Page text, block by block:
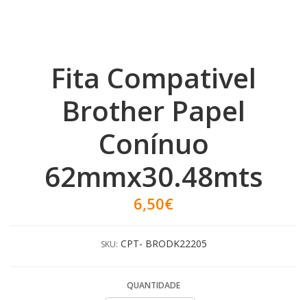
Fita Compativel
Brother Papel
Conínuo
62mmx30.48mts
6,50€
SKU: CPT- BRODK22205
QUANTIDADE